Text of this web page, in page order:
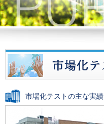
市場化テストの主な実績